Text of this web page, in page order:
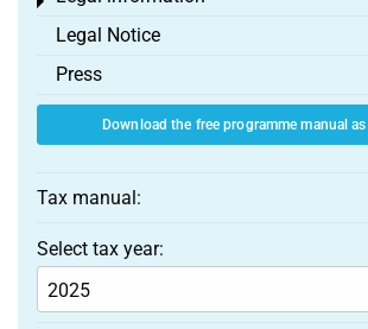
Legal Notice
Press
Download the free programme manual
Tax manual:
Select tax year: